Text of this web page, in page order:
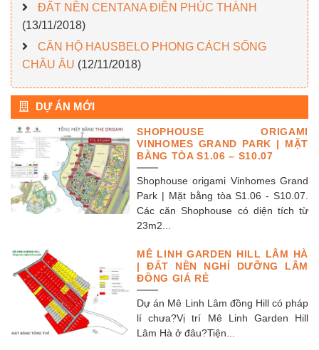
ĐẤT NỀN CENTANA ĐIỀN PHÚC THÀNH
(13/11/2018)
CĂN HỘ HAUSBELO PHONG CÁCH SỐNG
CHÂU ÂU (12/11/2018)
DỰ ÁN MỚI
SHOPHOUSE ORIGAMI
VINHOMES GRAND PARK | MẶT
BẰNG TÒA S1.06 – S10.07
Shophouse origami Vinhomes Grand
Park | Mặt bằng tòa S1.06 - S10.07.
Các căn Shophouse có diện tích từ
23m2...
MÊ LINH GARDEN HILL LÂM HÀ
| ĐẤT NỀN NGHỈ DƯỠNG LÂM
ĐỒNG GIÁ RẺ
Dự án Mê Linh Lâm đồng Hill có pháp
lí chưa?Vị trí Mê Linh Garden Hill
Lâm Hà ở đâu?Tiện...